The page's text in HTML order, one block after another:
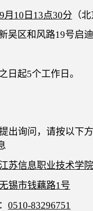
9月 10 日 13点30分 （
吴区和风路19号启
日起5个工作日。
出询问，请按以下
江苏信息职业技术学院
无锡市钱藕路1号
0510-83296751